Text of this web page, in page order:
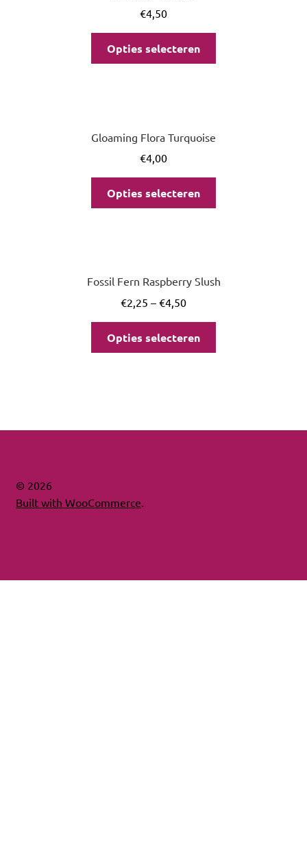
€4,50
Opties selecteren
Gloaming Flora Turquoise
€4,00
Opties selecteren
Fossil Fern Raspberry Slush
€2,25 – €4,50
Opties selecteren
© 2026
Built with WooCommerce